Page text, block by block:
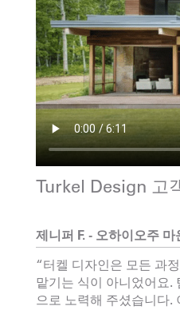
Turkel Design 고
제니퍼 F. - 오하이오주 마
“터켈 디자인은 모든 과
맡기는 식이 아니었어요.
으로 노력해 주셨습니다.